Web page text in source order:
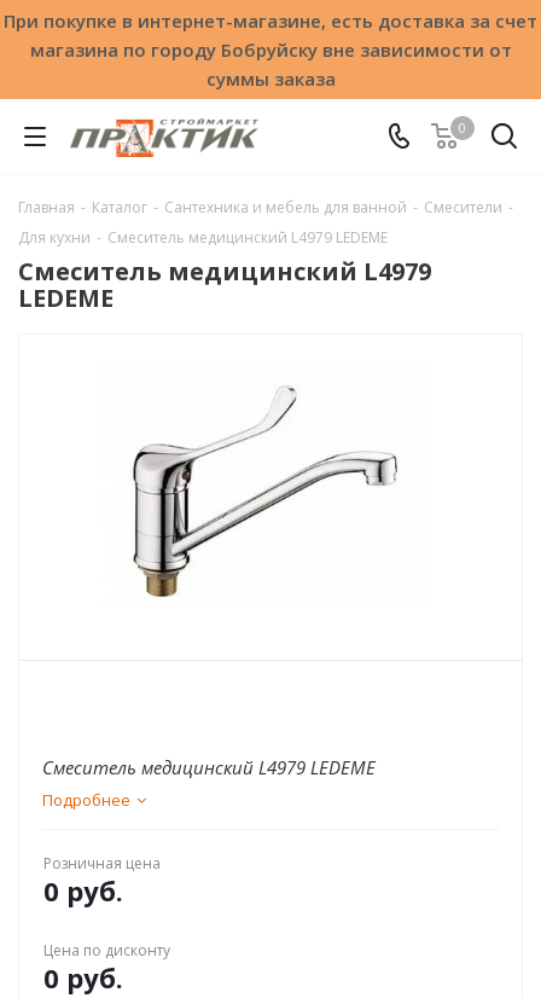
При покупке в интернет-магазине, есть доставка за счет
магазина по городу Бобруйску вне зависимости от
суммы заказа
0
Главная - Каталог - Сантехника и мебель для ванной - Смесители -
Для кухни - Смеситель медицинский L4979 LEDEME
Смеситель медицинский L4979
LEDEME
Смеситель медицинский L4979 LEDEME
Подробнее
Розничная цена
0 руб.
Цена по дисконту
0 руб.